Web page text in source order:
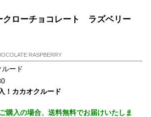
クローチョコレート ラズベリー
RASPBERRY
ルード
！カカオクルード
購入の場合、送料無料でお届けいたしま